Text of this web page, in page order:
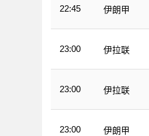
22:45 伊朗甲
23:00 伊拉联
23:00 伊拉联
23:00 伊朗甲